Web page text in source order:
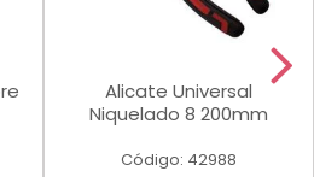
Alicate Universal
Niquelado 8 200mm
Código: 42988